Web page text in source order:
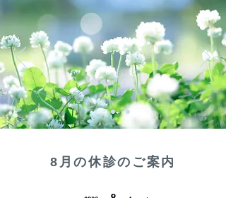
8月の休診のご案内